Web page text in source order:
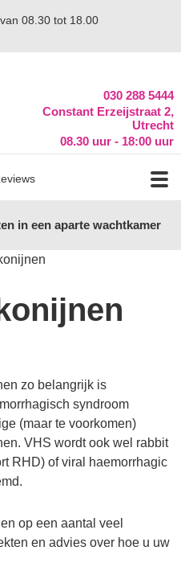
08.30 tot 18.00
030 288 5444
Constant Erzeijstraat 2,
Utrecht
08.30 uur - 18:00 uur
in een aparte wachtkamer
zo belangrijk is
syndroom
(maar te voorkomen)
VHS wordt ook wel rabbit
RHD) of viral haemorrhagic
op een aantal veel
en advies over hoe u uw